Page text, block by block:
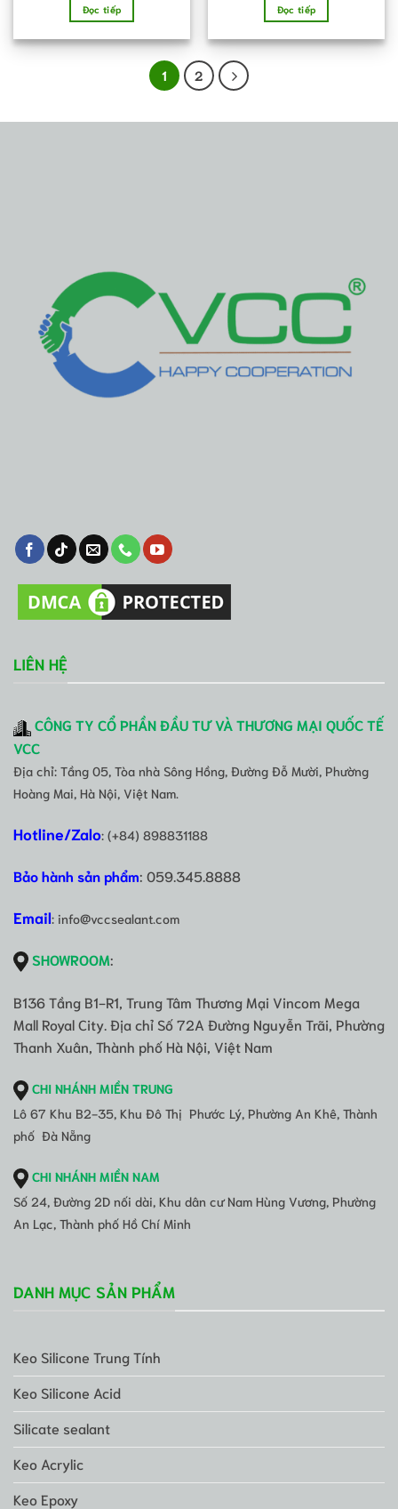
hạng 5.00
5 sao
Đọc tiếp
hạng 5.00
5 sao
Đọc tiếp
1 2
LIÊN HỆ
CÔNG TY CỔ PHẦN ĐẦU TƯ VÀ THƯƠNG MẠI QUỐC TẾ
VCC
Địa chỉ: Tầng 05, Tòa nhà Sông Hồng, Đường Đỗ Mười, Phường
Hoàng Mai, Hà Nội, Việt Nam.
Hotline/Zalo: (+84) 898831188
Bảo hành sản phẩm: 059.345.8888
Email: info@vccsealant.com
SHOWROOM:
B136 Tầng B1-R1, Trung Tâm Thương Mại Vincom Mega
Mall Royal City. Địa chỉ Số 72A Đường Nguyễn Trãi, Phường
Thanh Xuân, Thành phố Hà Nội, Việt Nam
CHI NHÁNH MIỀN TRUNG
Lô 67 Khu B2-35, Khu Đô Thị Phước Lý, Phường An Khê, Thành
phố Đà Nẵng
CHI NHÁNH MIỀN NAM
Số 24, Đường 2D nối dài, Khu dân cư Nam Hùng Vương, Phường
An Lạc, Thành phố Hồ Chí Minh
DANH MỤC SẢN PHẨM
Keo Silicone Trung Tính
Keo Silicone Acid
Silicate sealant
Keo Acrylic
Keo Epoxy